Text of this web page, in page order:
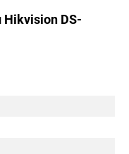
Hikvision DS-